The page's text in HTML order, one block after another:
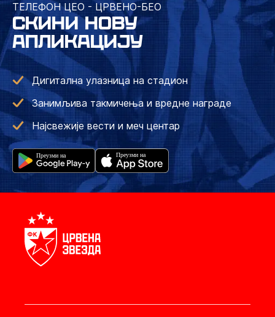
ТЕЛЕФОН ЦЕО - ЦРВЕНО-БЕО
СКИНИ НОВУ
АПЛИКАЦИЈУ
Дигитална улазница на стадион
Занимљива такмичења и вредне награде
Најсвежије вести и меч центар